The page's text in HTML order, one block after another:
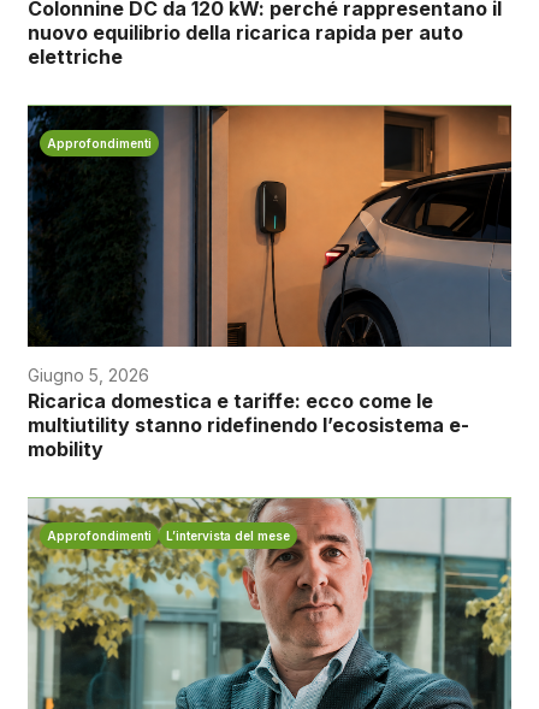
Colonnine DC da 120 kW: perché rappresentano il
nuovo equilibrio della ricarica rapida per auto
elettriche
Approfondimenti
Giugno 5, 2026
Ricarica domestica e tariffe: ecco come le
multiutility stanno ridefinendo l’ecosistema e-
mobility
Approfondimenti L’intervista del mese